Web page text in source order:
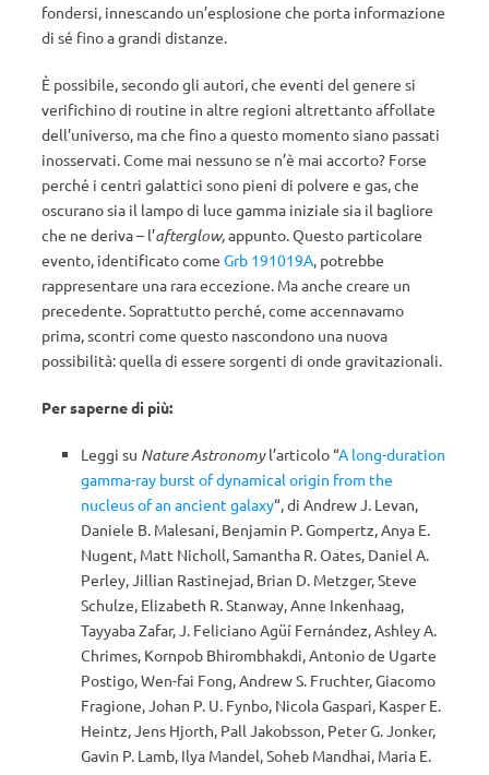
fondersi, innescando un’esplosione che porta informazione
di sé fino a grandi distanze.
È possibile, secondo gli autori, che eventi del genere si
verifichino di routine in altre regioni altrettanto affollate
dell’universo, ma che fino a questo momento siano passati
inosservati. Come mai nessuno se n’è mai accorto? Forse
perché i centri galattici sono pieni di polvere e gas, che
oscurano sia il lampo di luce gamma iniziale sia il bagliore
che ne deriva – l’afterglow,appunto. Questo particolare
evento, identificato come Grb 191019A, potrebbe
rappresentare una rara eccezione. Ma anche creare un
precedente. Soprattutto perché, come accennavamo
prima, scontri come questo nascondono una nuova
possibilità: quella di essere sorgenti di onde gravitazionali.
Per saperne di più:
Leggi su Nature Astronomyl’articolo “A long-duration
gamma-ray burst of dynamical origin from the
nucleus of an ancient galaxy“, di Andrew J. Levan,
Daniele B. Malesani, Benjamin P. Gompertz, Anya E.
Nugent, Matt Nicholl, Samantha R. Oates, Daniel A.
Perley, Jillian Rastinejad, Brian D. Metzger, Steve
Schulze, Elizabeth R. Stanway, Anne Inkenhaag,
Tayyaba Zafar, J. Feliciano Agüí Fernández, Ashley A.
Chrimes, Kornpob Bhirombhakdi, Antonio de Ugarte
Postigo, Wen-fai Fong, Andrew S. Fruchter, Giacomo
Fragione, Johan P. U. Fynbo, Nicola Gaspari, Kasper E.
Heintz, Jens Hjorth, Pall Jakobsson, Peter G. Jonker,
Gavin P. Lamb, Ilya Mandel, Soheb Mandhai, Maria E.